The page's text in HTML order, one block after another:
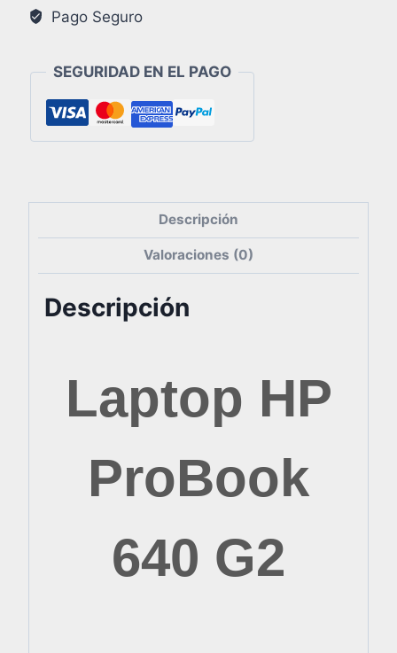
Pago Seguro
SEGURIDAD EN EL PAGO
Descripción
Valoraciones (0)
Descripción
Laptop HP
ProBook
640 G2